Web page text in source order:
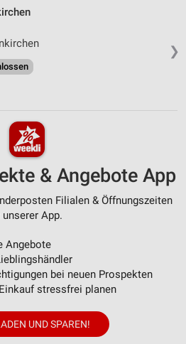
❯
& Angebote App
Filialen & Öffnungszeiten
unserer App.
Angebote
bei neuen Prospekten
stressfrei planen
UND SPAREN!